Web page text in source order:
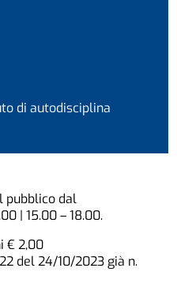
di autodisciplina
pubblico dal
| 15.00 – 18.00.
€ 2,00
del 24/10/2023 già n.